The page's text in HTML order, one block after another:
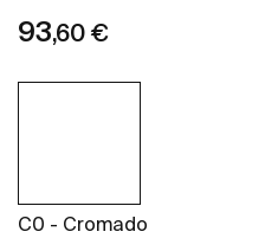
93,60 €
C0 - Cromado